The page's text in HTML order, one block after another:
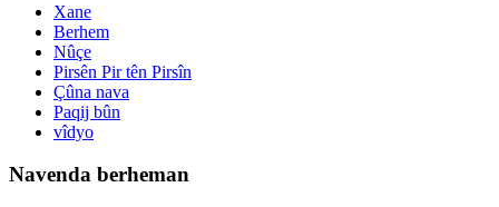
Xane
Berhem
Nûçe
Pirsên Pir tên Pirsîn
Çûna nava
Paqij bûn
vîdyo
Navenda berheman